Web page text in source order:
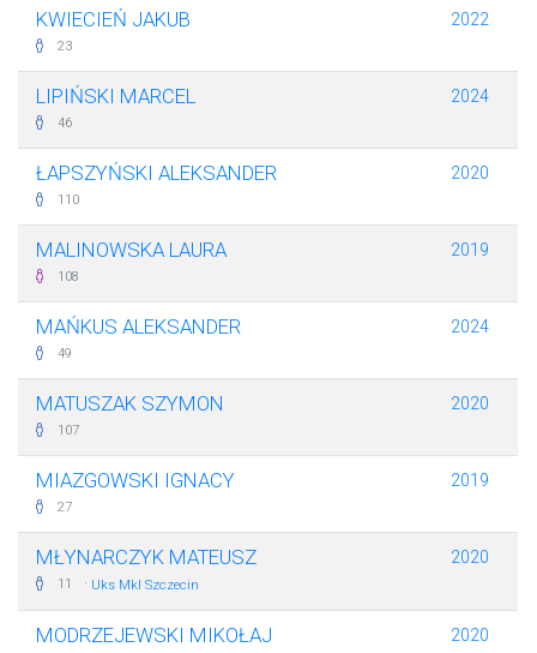
KWIECIEŃ JAKUB
23
2022
LIPIŃSKI MARCEL
46
2024
ŁAPSZYŃSKI ALEKSANDER
110
2020
MALINOWSKA LAURA
108
2019
MAŃKUS ALEKSANDER
49
2024
MATUSZAK SZYMON
107
2020
MIAZGOWSKI IGNACY
27
2019
MŁYNARCZYK MATEUSZ
11 · Uks Mkl Szczecin
2020
MODRZEJEWSKI MIKOŁAJ 2020